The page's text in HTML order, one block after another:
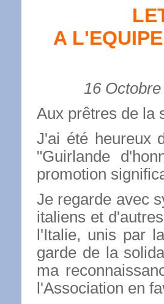
A
16 Octobre
Aux prêtres de la
J'ai été heureux
"Guirlande
promotion
Je regarde avec
italiens et
l'Italie, unis par
garde de la
ma
l'Association en